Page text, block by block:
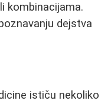
kombinacijama.
dejstva
ističu nekoliko